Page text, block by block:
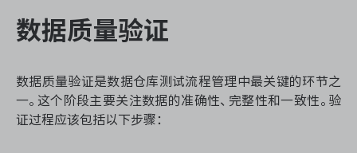
数据质量验证
数据质量验证是数据仓库测试流程管理中最关键的环节之
一。这个阶段主要关注数据的准确性、完整性和一致性。验
证过程应该包括以下步骤：